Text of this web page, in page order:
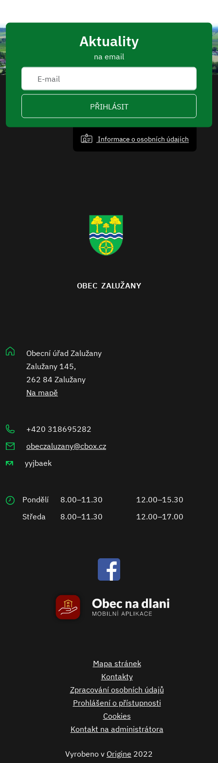
Aktuality
na email
PŘIHLÁSIT
Informace o osobních údajích
OBEC ZALUŽANY
Obecní úřad Zalužany
Zalužany 145,
262 84 Zalužany
Na mapě
+420 318695282
obeczaluzany@cbox.cz
yyjbaek
Pondělí 8.00–11.30
12.00–15.30
Středa
8.00–11.30 12.00–17.00
Mapa stránek
Kontakty
Zpracování osobních údajů
Prohlášení o přístupnosti
Cookies
Kontakt na administrátora
Vyrobeno v Origine 2022